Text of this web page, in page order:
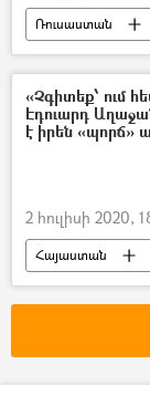
Ռուսաստան
Մարիա
«Չգիտեք՝ ում
Էդուարդ
է իրեն «պորճ»
2 հուլիսի 2020,
Հայաստան
ՀԴՄ